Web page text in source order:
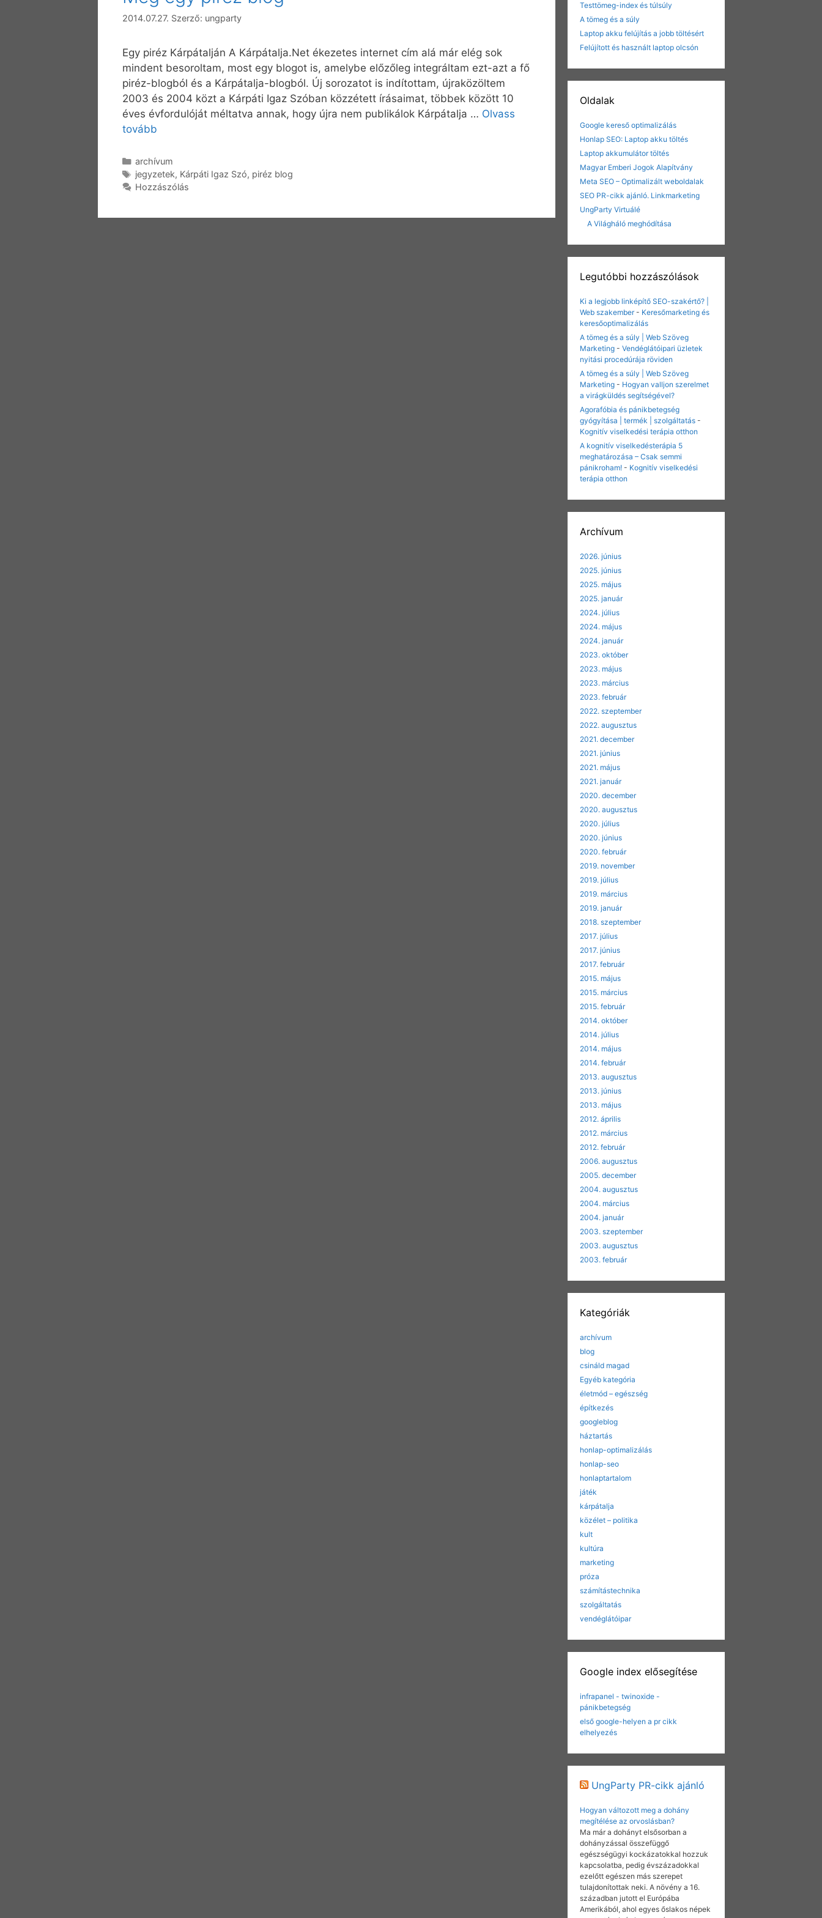
2014.07.27. Szerző: ungparty
Egy piréz Kárpátalján A Kárpátalja.Net ékezetes internet cím alá már elég sok
mindent besoroltam, most egy blogot is, amelybe előzőleg integráltam ezt-azt a fő
piréz-blogból és a Kárpátalja-blogból. Új sorozatot is indítottam, újraközöltem
2003 és 2004 közt a Kárpáti Igaz Szóban közzétett írásaimat, többek között 10
éves évfordulóját méltatva annak, hogy újra nem publikálok Kárpátalja … Olvass
tovább
Kategória
archívum
Címkék
jegyzetek, Kárpáti Igaz Szó, piréz blog
Hozzászólás
Testtömeg-index és túlsúly
A tömeg és a súly
Laptop akku felújítás a jobb töltésért
Felújított és használt laptop olcsón
Oldalak
Google kereső optimalizálás
Honlap SEO: Laptop akku töltés
Laptop akkumulátor töltés
Magyar Emberi Jogok Alapítvány
Meta SEO – Optimalizált weboldalak
SEO PR-cikk ajánló. Linkmarketing
UngParty Virtuálé
A Világháló meghódítása
Legutóbbi hozzászólások
Ki a legjobb linképítő SEO-szakértő? |
Web szakember- Keresőmarketing és
keresőoptimalizálás
A tömeg és a súly | Web Szöveg
Marketing -Vendéglátóipari üzletek
nyitási procedúrája röviden
A tömeg és a súly | Web Szöveg
Marketing - Hogyan valljon szerelmet
a virágküldés segítségével?
Agorafóbia és pánikbetegség
gyógyítása | termék | szolgáltatás -
Kognitív viselkedési terápia otthon
A kognitív viselkedésterápia 5
meghatározása – Csak semmi
pánikroham! - Kognitív viselkedési
terápia otthon
Archívum
2026. június
2025. június
2025. május
2025. január
2024. július
2024. május
2024. január
2023. október
2023. május
2023. március
2023. február
2022. szeptember
2022. augusztus
2021. december
2021. június
2021. május
2021. január
2020. december
2020. augusztus
2020. július
2020. június
2020. február
2019. november
2019. július
2019. március
2019. január
2018. szeptember
2017. július
2017. június
2017. február
2015. május
2015. március
2015. február
2014. október
2014. július
2014. május
2014. február
2013. augusztus
2013. június
2013. május
2012. április
2012. március
2012. február
2006. augusztus
2005. december
2004. augusztus
2004. március
2004. január
2003. szeptember
2003. augusztus
2003. február
Kategóriák
archívum
blog
csináld magad
Egyéb kategória
életmód – egészség
építkezés
googleblog
háztartás
honlap-optimalizálás
honlap-seo
honlaptartalom
játék
kárpátalja
közélet – politika
kult
kultúra
marketing
próza
számítástechnika
szolgáltatás
vendéglátóipar
Google index elősegítése
infrapanel - twinoxide -
pánikbetegség
első google-helyen a pr cikk
elhelyezés
UngParty PR-cikk ajánló
Hogyan változott meg a dohány
megítélése az orvoslásban?
Ma már a dohányt elsősorban a
dohányzással összefüggő
egészségügyi kockázatokkal hozzuk
kapcsolatba, pedig évszázadokkal
ezelőtt egészen más szerepet
tulajdonítottak neki. A növény a 16.
században jutott el Európába
Amerikából, ahol egyes őslakos népek